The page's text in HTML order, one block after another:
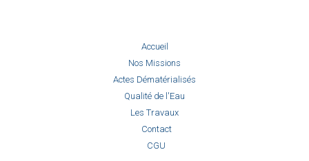
Accueil
Nos Missions
Actes Dématérialisés
Qualité de l'Eau
Les Travaux
Contact
CGU